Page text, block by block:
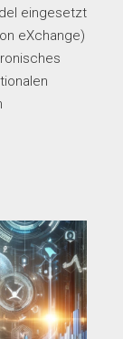
eingesetzt
eXchange)